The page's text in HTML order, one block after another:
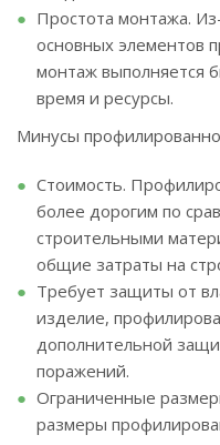
Простота монтажа.
основных элементов
монтаж выполняется
время и ресурсы.
Минусы
Стоимость.
более дорогим по
строительными
общие затраты на
Требует защиты от
изделие,
дополнительной
поражений.
Ограниченные
размеры